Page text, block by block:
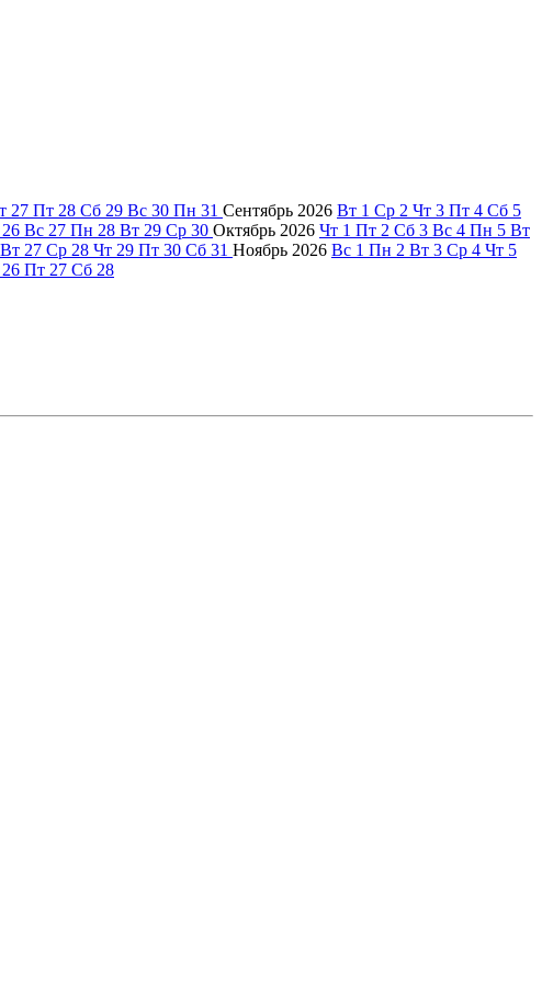
27 Пт 28 Сб 29 Вс 30 Пн 31 Сентябрь 2026 Вт 1 Ср 2 Чт 3 Пт 4 Сб 5
26 Вс 27 Пн 28 Вт 29 Ср 30 Октябрь 2026 Чт 1 Пт 2 Сб 3 Вс 4 Пн 5 Вт
Вт 27 Ср 28 Чт 29 Пт 30 Сб 31 Ноябрь 2026 Вс 1 Пн 2 Вт 3 Ср 4 Чт 5
26 Пт 27 Сб 28